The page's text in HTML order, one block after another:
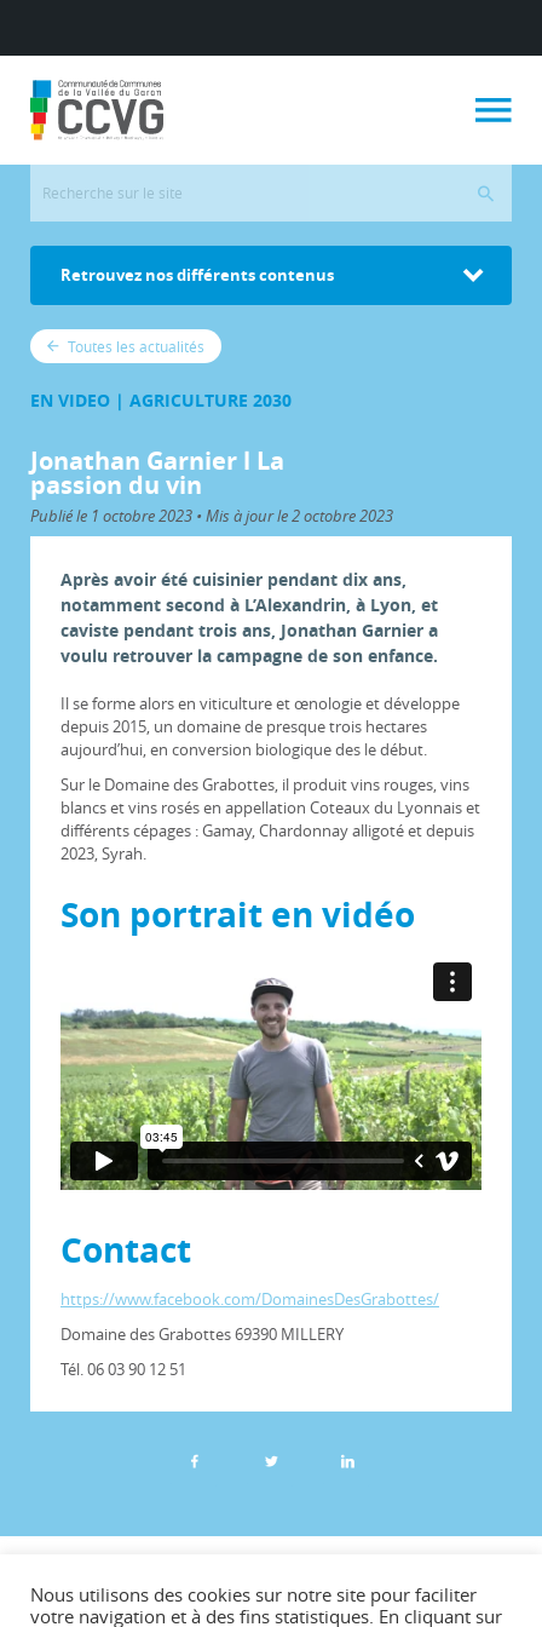
Retrouvez nos différents contenus
Toutes les actualités
EN VIDEO | AGRICULTURE 2030
Jonathan Garnier l La
passion du vin
Publié le 1 octobre 2023 • Mis à jour le 2 octobre 2023
Après avoir été cuisinier pendant dix ans,
notamment second à L’Alexandrin, à Lyon, et
caviste pendant trois ans, Jonathan Garnier a
voulu retrouver la campagne de son enfance.
Il se forme alors en viticulture et œnologie et développe
depuis 2015, un domaine de presque trois hectares
aujourd’hui, en conversion biologique des le début.
Sur le Domaine des Grabottes, il produit vins rouges, vins
blancs et vins rosés en appellation Coteaux du Lyonnais et
différents cépages : Gamay, Chardonnay alligoté et depuis
2023, Syrah.
Son portrait en vidéo
Contact
https://www.facebook.com/DomainesDesGrabottes/
Domaine des Grabottes 69390 MILLERY
Tél. 06 03 90 12 51
Plan du site
Nous utilisons des cookies sur notre site pour faciliter
votre navigation et à des fins statistiques. En cliquant sur